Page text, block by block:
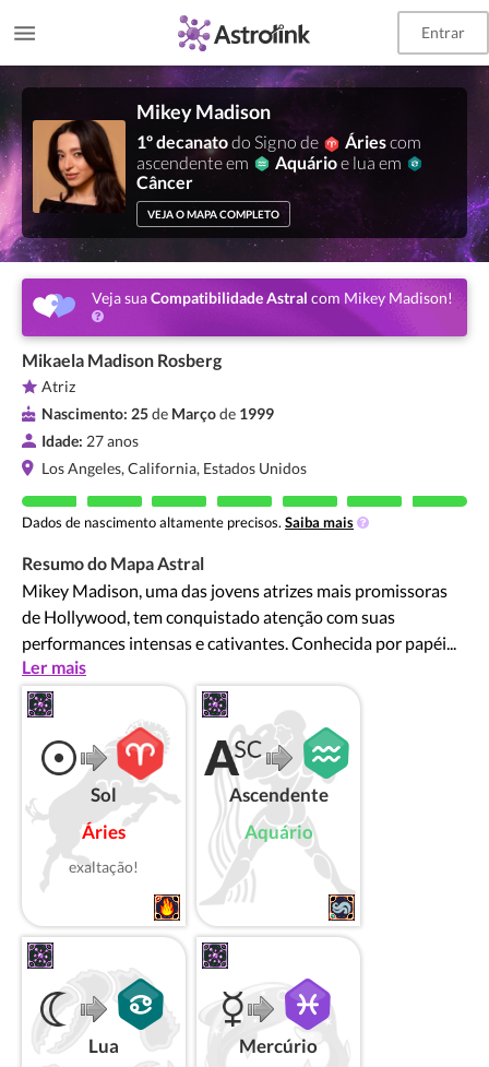
Entrar
Mikey Madison
1º decanatodo Signo de Áriescom
ascendente em
Aquárioe lua em
Câncer
VEJA O MAPA COMPLETO
Veja suaCompatibilidade Astral com Mikey Madison!
Mikaela Madison Rosberg
Atriz
Nascimento: 25de Marçode 1999
Idade: 27 anos
Los Angeles, California, Estados Unidos
Dados de nascimento altamente precisos. Saiba mais
Resumo do Mapa Astral
Mikey Madison, uma das jovens atrizes mais promissoras
de Hollywood, tem conquistado atenção com suas
performances intensas e cativantes. Conhecida por papéi...
Ler mais
Sol
Áries
exaltação!
Ascendente
Aquário
Lua
Mercúrio